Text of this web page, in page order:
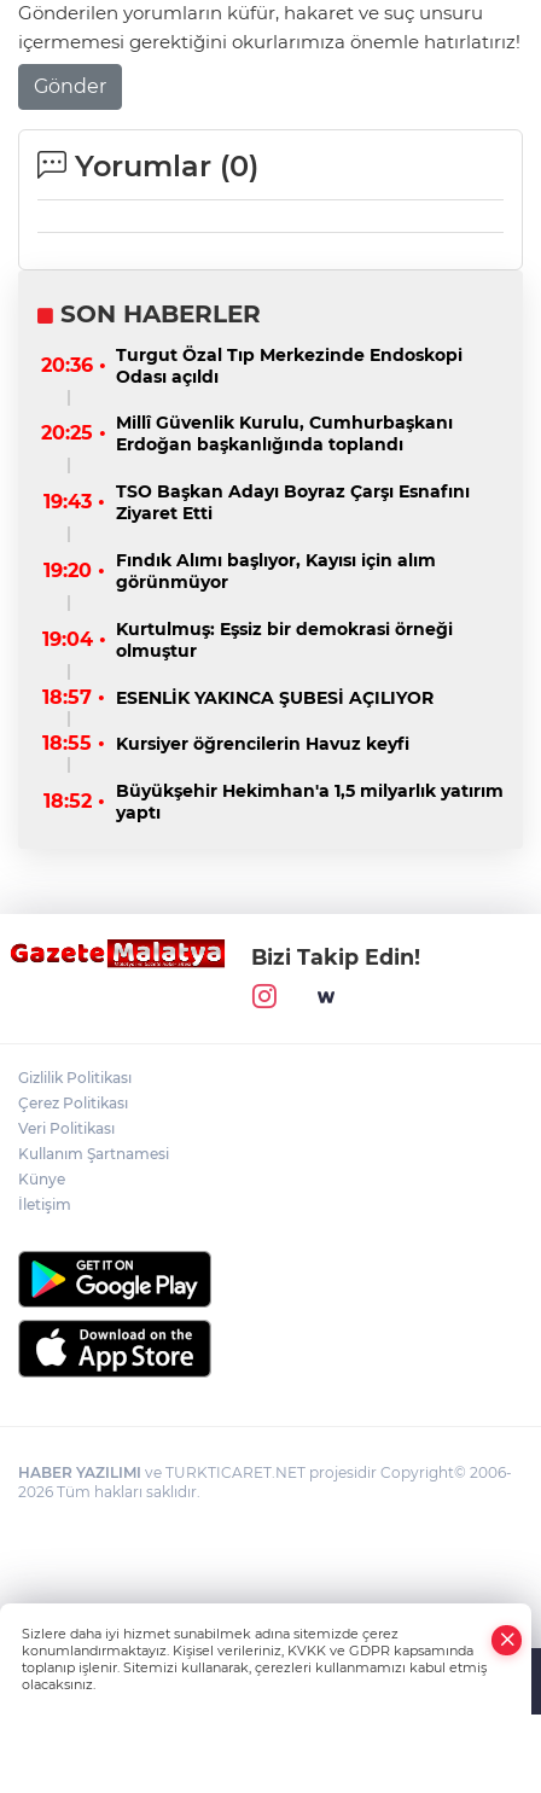
Gönderilen yorumların küfür, hakaret ve suç unsuru
içermemesi gerektiğini okurlarımıza önemle hatırlatırız!
Gönder
Yorumlar (0)
SON HABERLER
20:36 • Turgut Özal Tıp Merkezinde Endoskopi
Odası açıldı
20:25 • Millî Güvenlik Kurulu, Cumhurbaşkanı
Erdoğan başkanlığında toplandı
19:43 • TSO Başkan Adayı Boyraz Çarşı Esnafını
Ziyaret Etti
19:20 •
Fındık Alımı başlıyor, Kayısı için alım
görünmüyor
19:04 • Kurtulmuş: Eşsiz bir demokrasi örneği
olmuştur
18:57 • ESENLİK YAKINCA ŞUBESİ AÇILIYOR
18:55 • Kursiyer öğrencilerin Havuz keyfi
18:52 •
Büyükşehir Hekimhan'a 1,5 milyarlık yatırım
yaptı
Bizi Takip Edin!
Gizlilik Politikası
Çerez Politikası
Veri Politikası
Kullanım Şartnamesi
Künye
İletişim
HABER YAZILIMI ve TURKTICARET.NET projesidir Copyright© 2006-
2026 Tüm hakları saklıdır.
Sizlere daha iyi hizmet sunabilmek adına sitemizde çerez
konumlandırmaktayız. Kişisel verileriniz, KVKK ve GDPR kapsamında
toplanıp işlenir. Sitemizi kullanarak, çerezleri kullanmamızı kabul etmiş
olacaksınız.